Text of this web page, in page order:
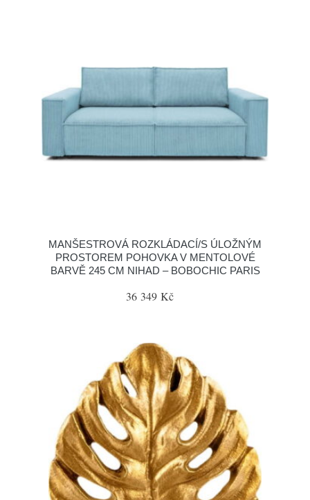
MANŠESTROVÁ ROZKLÁDACÍ/S ÚLOŽNÝM
PROSTOREM POHOVKA V MENTOLOVÉ
BARVĚ 245 CM NIHAD – BOBOCHIC PARIS
36 349 Kč